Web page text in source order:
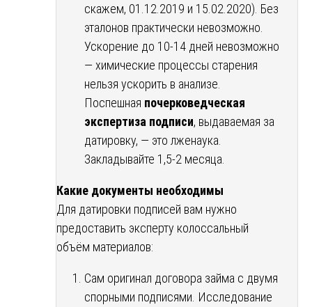
скажем, 01.12.2019 и 15.02.2020). Без
эталонов практически невозможно.
Ускорение до 10-14 дней невозможно
— химические процессы старения
нельзя ускорить в анализе.
Поспешная почерковедческая
экспертиза подписи, выдаваемая за
датировку, — это лженаука.
Закладывайте 1,5-2 месяца.
Какие документы необходимы
Для датировки подписей вам нужно
предоставить эксперту колоссальный
объём материалов:
Сам оригинал договора займа с двумя
спорными подписями. Исследование